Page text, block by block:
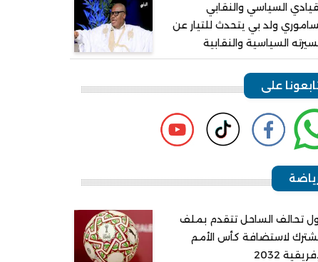
السياسي والنقابي
ولد بي يتحدث للتيار عن
السياسية والنقابية
على
تحالف الساحل تتقدم بملف
لاستضافة كأس الأمم
2032